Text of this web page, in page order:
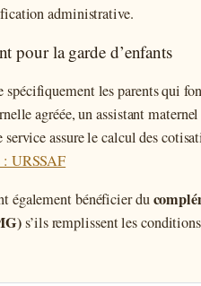
administrative.
pour la garde d’enfants
spécifiquement les parents qui
agréée, un assistant
assure le calcul des
: URSSAF
également bénéficier du
s’ils remplissent les